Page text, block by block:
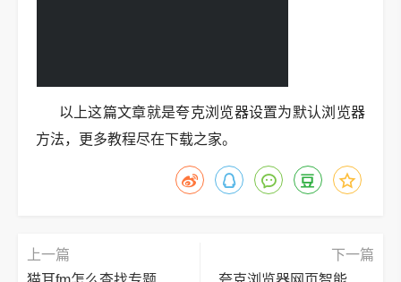
以上这篇文章就是夸克浏览器设置为默认浏览器
方法，更多教程尽在下载之家。
上一篇
下一篇